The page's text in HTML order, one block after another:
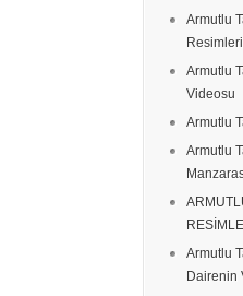
Armutlu
Resimleri
Armutlu
Videosu
Armutlu
Armutlu
Armutlu
Dairenin